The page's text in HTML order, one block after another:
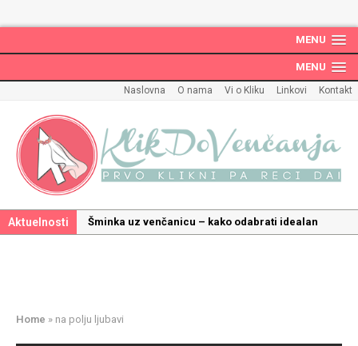
MENU
MENU
Naslovna O nama Vi o Kliku Linkovi Kontakt
Aktuelnosti
Šminka uz venčanicu – kako odabrati idealan
Home » na polju ljubavi